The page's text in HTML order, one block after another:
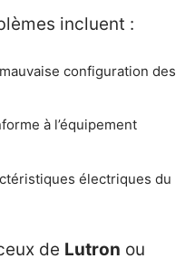
incluent :
configuration des
à l’équipement
électriques du
de Lutron ou